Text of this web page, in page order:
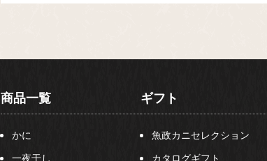
商品一覧
かに
一夜干し
ギフト
魚政カニセレクション
カタログギフト